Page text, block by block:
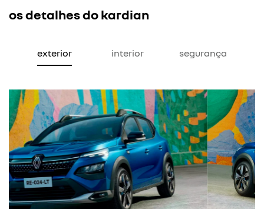
os detalhes do kardian
exterior interior segurança